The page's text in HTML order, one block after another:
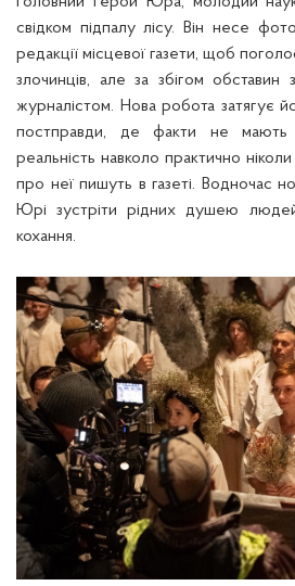
свідком підпалу лісу. Він несе
редакції місцевої газети, щоб
злочинців, але за збігом обставин
журналістом. Нова робота затягує
постправди, де факти не мають
реальність навколо практично
про неї пишуть в газеті. Водночас
Юрі зустріти рідних душею
кохання.